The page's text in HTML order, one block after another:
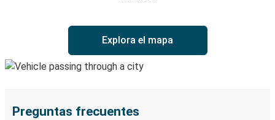
Explora el mapa
Preguntas frecuentes